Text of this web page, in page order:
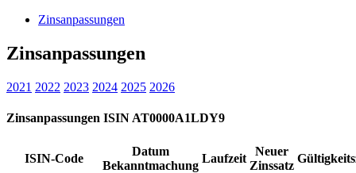
Zinsanpassungen
Zinsanpassungen
2021 2022 2023 2024 2025 2026
Zinsanpassungen ISIN AT0000A1LDY9
ISIN-Code
Datum
Bekanntmachung
Laufzeit
Neuer
Zinssatz